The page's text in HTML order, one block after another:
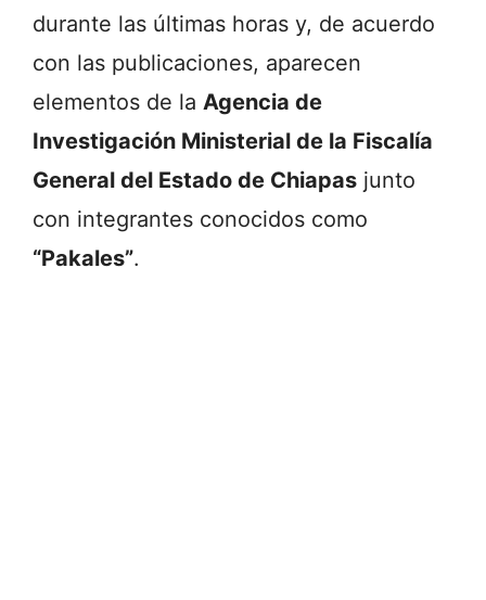
durante las últimas horas y, de acuerdo
con las publicaciones, aparecen
elementos de la Agencia de
Investigación Ministerial de la Fiscalía
General del Estado de Chiapas junto
con integrantes conocidos como
“Pakales”.